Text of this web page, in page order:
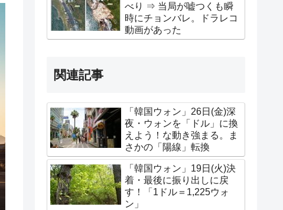
べり ⇒ 当局が嘘つくも瞬
時にチョンバレ。ドラレコ
動画があった
関連記事
「韓国ウォン」26日(金)深
夜・ウォンを「ドル」に換
えよう！な動き強まる。ま
さかの「陽線」転換
「韓国ウォン」19日(火)決
着・最後に振り出しに戻
す！「1ドル＝1,225ウォ
ン」